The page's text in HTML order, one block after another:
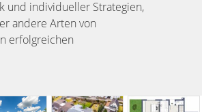
und individueller Strategien,
andere Arten von
erfolgreichen